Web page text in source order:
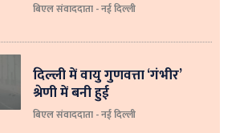
बिएल संवाददाता - नई दिल्ली
दिल्ली में वायु गुणवत्ता ‘गंभीर’
श्रेणी में बनी हुई
बिएल संवाददाता - नई दिल्ली